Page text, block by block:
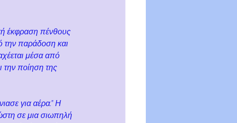
έκφραση πένθους
την παράδοση και
μέσα από
την ποίηση της
για αέρα.” Η
σε μια σιωπηλή